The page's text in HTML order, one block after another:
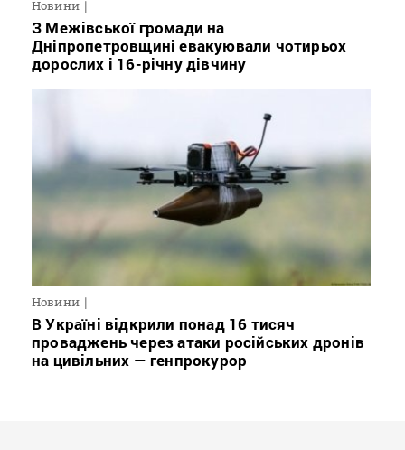
Новини
З Межівської громади на
Дніпропетровщині евакуювали чотирьох
дорослих і 16-річну дівчину
Новини
В Україні відкрили понад 16 тисяч
проваджень через атаки російських дронів
на цивільних — генпрокурор